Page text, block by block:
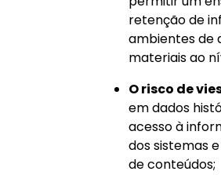
retenção de
ambientes de
materiais ao
O risco de
em dados
acesso à
dos sistemas
de conteúdos;